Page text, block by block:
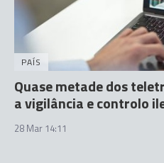
PAÍS
Quase metade dos
a vigilância e controlo
28 Mar 14:11